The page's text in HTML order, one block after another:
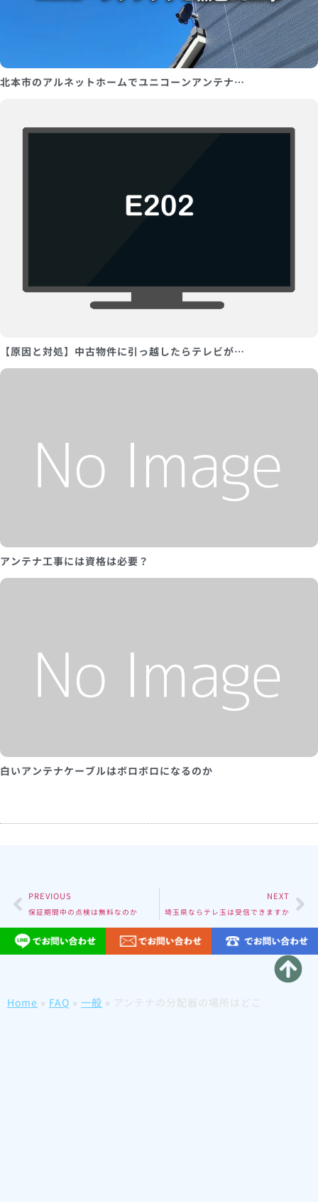
北本市のアルネットホームでユニコーンアンテナ…
【原因と対処】中古物件に引っ越したらテレビが…
アンテナ工事には資格は必要？
白いアンテナケーブルはボロボロになるのか
PREVIOUS
保証期間中の点検は無料なのか
NEXT
埼玉県ならテレ玉は受信できますか
Home » FAQ » 一般 » アンテナの分配器の場所はどこ